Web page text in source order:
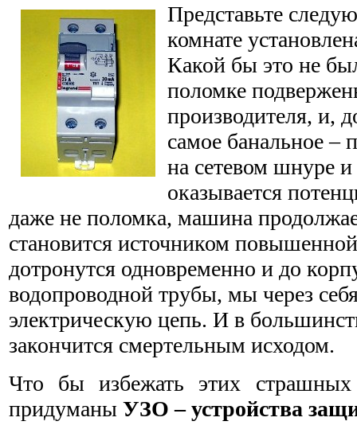
Представьте
комнате
Какой бы это не
поломке
производителя, и,
самое банальное –
на сетевом шнуре
оказывается
даже не поломка, машина
становится источником
дотронутся одновременно и до
водопроводной трубы, мы через
электрическую цепь. И в
закончится смертельным исходом.
Что бы избежать этих
придуманы УЗО – устройства